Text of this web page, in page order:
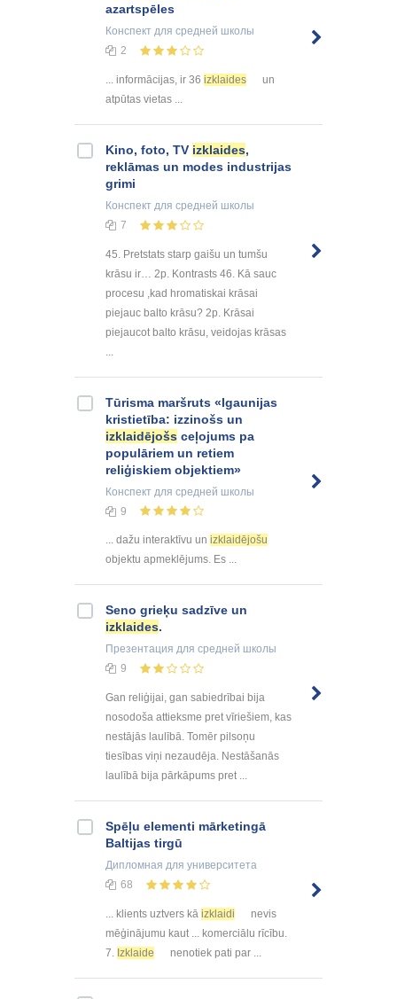
azartspēles
Конспект для средней школы
2
... informācijas, ir 36 izklaides
un
atpūtas vietas ...
Kino, foto, TV izklaides,
reklāmas un modes industrijas
grimi
Конспект для средней школы
7
45. Pretstats starp gaišu un tumšu
krāsu ir… 2p. Kontrasts 46. Kā sauc
procesu ,kad hromatiskai krāsai
piejauc balto krāsu? 2p. Krāsai
piejaucot balto krāsu, veidojas krāsas
Tūrisma maršruts «Igaunijas
kristietība: izzinošs un
izklaidējošs ceļojums pa
populāriem un retiem
reliģiskiem objektiem»
Конспект для средней школы
9
... dažu interaktīvu un izklaidējošu
objektu apmeklējums. Es ...
Seno grieķu sadzīve un
izklaides.
Презентация для средней школы
9
Gan reliģijai, gan sabiedrībai bija
nosodoša attieksme pret vīriešiem, kas
nestājās laulībā. Tomēr pilsoņu
tiesības viņi nezaudēja. Nestāšanās
laulībā bija pārkāpums pret ...
Spēļu elementi mārketingā
Baltijas tirgū
Дипломная для университета
68
... klients uztvers kā izklaidi
nevis
mēģinājumu kaut ... komerciālu rīcību.
7. Izklaide nenotiek pati par ...